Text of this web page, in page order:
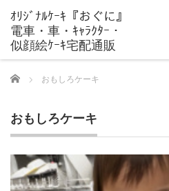
Home おもしろケーキ
おもしろケーキ